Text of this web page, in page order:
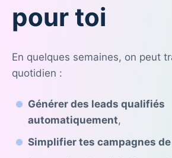
pour toi
En quelques semaines, on peut
quotidien :
Générer des leads qualifiés
automatiquement,
Simplifier tes campagnes